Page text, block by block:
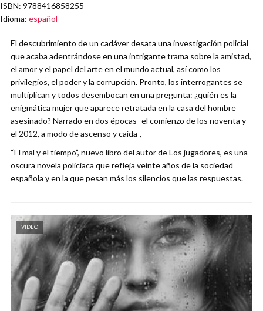
ISBN: 9788416858255
Idioma: español
El descubrimiento de un cadáver desata una investigación policial
que acaba adentrándose en una intrigante trama sobre la amistad,
el amor y el papel del arte en el mundo actual, así como los
privilegios, el poder y la corrupción. Pronto, los interrogantes se
multiplican y todos desembocan en una pregunta: ¿quién es la
enigmática mujer que aparece retratada en la casa del hombre
asesinado? Narrado en dos épocas -el comienzo de los noventa y
el 2012, a modo de ascenso y caída-,
“El mal y el tiempo”, nuevo libro del autor de Los jugadores, es una
oscura novela policiaca que refleja veinte años de la sociedad
española y en la que pesan más los silencios que las respuestas.
VIDEO